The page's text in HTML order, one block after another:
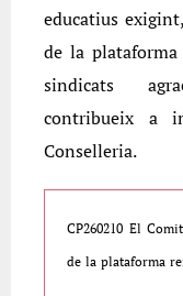
educatius
de la
sindicats
contribueix a
Conselleria.
CP260210 El
de la plataforma